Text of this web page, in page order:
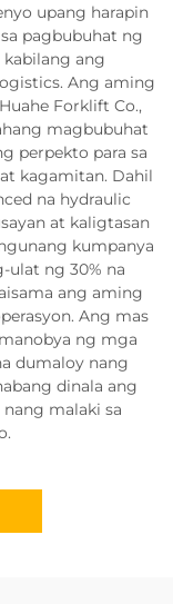
upang harapin
pagbubuhat ng
ang
Ang aming
Forklift Co.,
magbubuhat
perpekto para sa
kagamitan. Dahil
na hydraulic
at kaligtasan
kumpanya
ulat ng 30% na
ang aming
Ang mas
ng mga
dumaloy nang
dinala ang
malaki sa